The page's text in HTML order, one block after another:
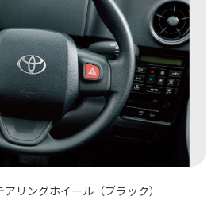
リングホイール（ブラック）